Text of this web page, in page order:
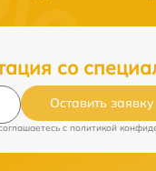
со
Оставить заявку
c политикой